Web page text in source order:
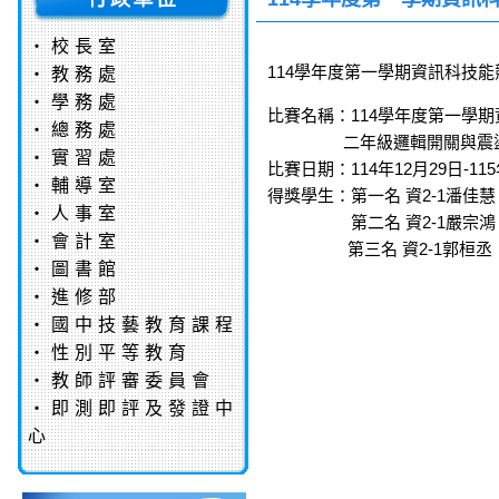
‧校長室
‧教務處
‧學務處
‧總務處
‧實習處
‧輔導室
‧人事室
‧會計室
‧圖書館
‧進修部
‧國中技藝教育課程
‧性別平等教育
‧教師評審委員會
‧即測即評及發證中
心
114學年度第一學期資訊科技
比賽名稱：114學年度第一學
二年級邏輯開關與震盪
比賽日期：114年12月29日-
得獎學生：第一名 資2-1潘佳慧
第二名 資2-1嚴宗鴻
第三名 資2-1郭桓丞